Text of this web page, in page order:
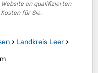
an qualifizierten
für Sie.
> Landkreis Leer>